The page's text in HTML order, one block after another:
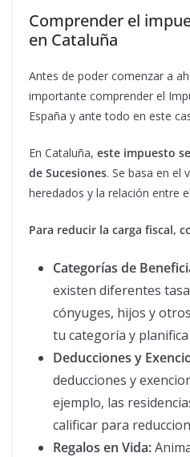
Comprender el
en Cataluña
Antes de poder comenzar a
importante comprender el
España y ante todo en este
En Cataluña, este impuesto
de Sucesiones. Se basa en el
heredados y la relación entre
Para reducir la carga fiscal,
Categorías de
existen diferentes
cónyuges, hijos y
tu categoría y
Deducciones y
deducciones y
ejemplo, las
calificar para
Regalos en Vida: